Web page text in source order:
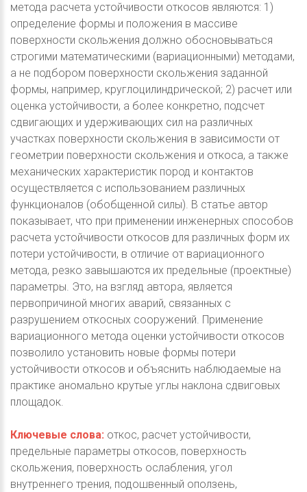
метода расчета устойчивости откосов являются: 1)
определение формы и положения в массиве
поверхности скольжения должно обосновываться
строгими математическими (вариационными) методами,
а не подбором поверхности скольжения заданной
формы, например, круглоцилиндрической; 2) расчет или
оценка устойчивости, а более конкретно, подсчет
сдвигающих и удерживающих сил на различных
участках поверхности скольжения в зависимости от
геометрии поверхности скольжения и откоса, а также
механических характеристик пород и контактов
осуществляется с использованием различных
функционалов (обобщенной силы). В статье автор
показывает, что при применении инженерных способов
расчета устойчивости откосов для различных форм их
потери устойчивости, в отличие от вариационного
метода, резко завышаются их предельные (проектные)
параметры. Это, на взгляд автора, является
первопричиной многих аварий, связанных с
разрушением откосных сооружений. Применение
вариационного метода оценки устойчивости откосов
позволило установить новые формы потери
устойчивости откосов и объяснить наблюдаемые на
практике аномально крутые углы наклона сдвиговых
площадок.
Ключевые слова: откос, расчет устойчивости,
предельные параметры откосов, поверхность
скольжения, поверхность ослабления, угол
внутреннего трения, подошвенный оползень,